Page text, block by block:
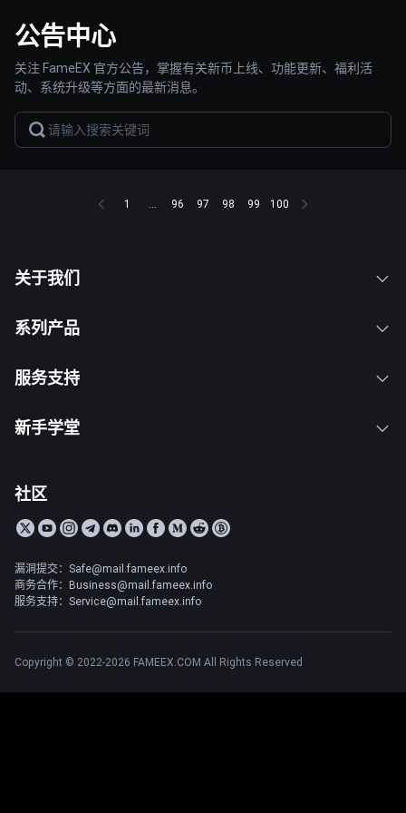
公告中心
关注 FameEX 官方公告，掌握有关新币上线、功能更新、福利活
动、系统升级等方面的最新消息。
1 ... 96 97 98 99 100
关于我们
系列产品
服务支持
新手学堂
社区
漏洞提交：Safe@mail.fameex.info
商务合作：Business@mail.fameex.info
服务支持：Service@mail.fameex.info
Copyright © 2022-2026 FAMEEX.COM All Rights Reserved